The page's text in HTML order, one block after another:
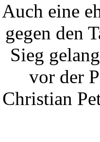
Auch eine
gegen den
Sieg
vor der
Christian